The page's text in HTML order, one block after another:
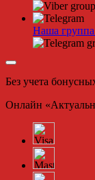
Наша группа
Без учета
Онлайн